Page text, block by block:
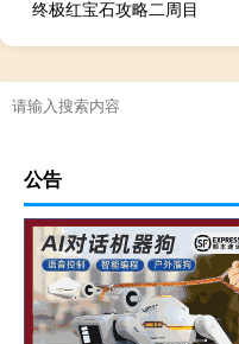
终极红宝石攻略二周目
公告